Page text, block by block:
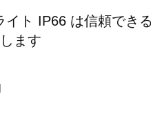
イト IP66 は信頼でき
ます